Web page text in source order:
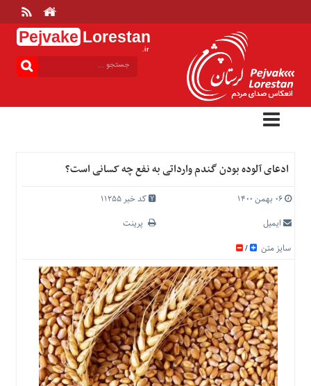
Pejvake Lorestan
.ir
بالا
خانه
ارتباط
درباره
تعرفه
اصلی
عمومی
اجتماعی
سیاسی
اقتصادی
ورزشی
ادعای آلوده بودن گندم وارداتی به نفع چه کسانی است؟
۰۶ بهمن ۱۴۰۰
کد خبر 11255
ایمیل
پرینت
سایز متن
/